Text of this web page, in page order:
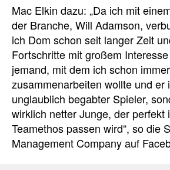
Mac Elkin dazu: „Da ich mit
der Branche, Will Adamson,
ich Dom schon seit langer Zeit
Fortschritte mit großem
jemand, mit dem ich schon immer
zusammenarbeiten wollte und er
unglaublich begabter Spieler,
wirklich netter Junge, der perfekt
Teamethos passen wird“, so die
Management Company auf